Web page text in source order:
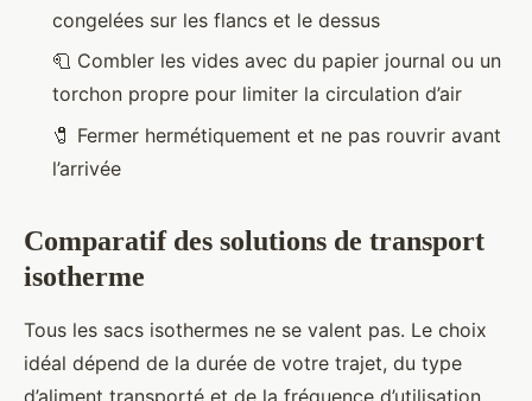
congelées sur les flancs et le dessus
🧻 Combler les vides avec du papier journal ou un
torchon propre pour limiter la circulation d’air
🧷 Fermer hermétiquement et ne pas rouvrir avant
l’arrivée
Comparatif des solutions de transport
isotherme
Tous les sacs isothermes ne se valent pas. Le choix
idéal dépend de la durée de votre trajet, du type
d’aliment transporté et de la fréquence d’utilisation.